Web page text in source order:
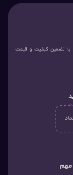
با تضمین کیفیت و قیمت
مهم